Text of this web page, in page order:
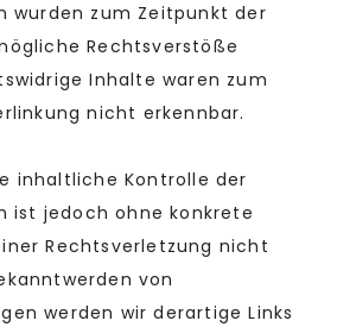
wurden zum Zeitpunkt der
Rechtsverstöße
Inhalte waren zum
nicht erkennbar.
inhaltliche Kontrolle der
ist jedoch ohne konkrete
Rechtsverletzung nicht
von
werden wir derartige Links